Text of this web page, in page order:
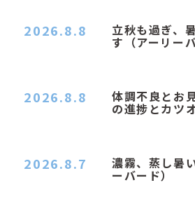
立秋も過ぎ、
す（アーリー
2026.8.8
体調不良とお
の進捗とカツ
2026.8.8
濃霧、蒸し暑
ーバード）
2026.8.7